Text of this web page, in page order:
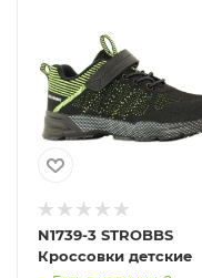
N1739-3 STROBBS
Кроссовки детские